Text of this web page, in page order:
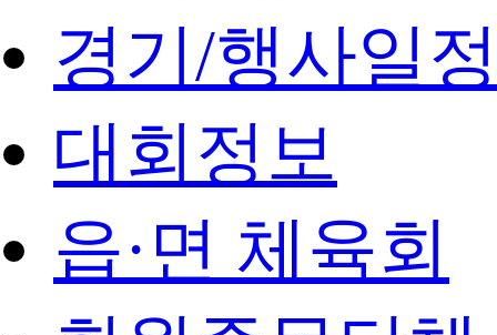
경기/행사일
대회정보
읍·면 체육회